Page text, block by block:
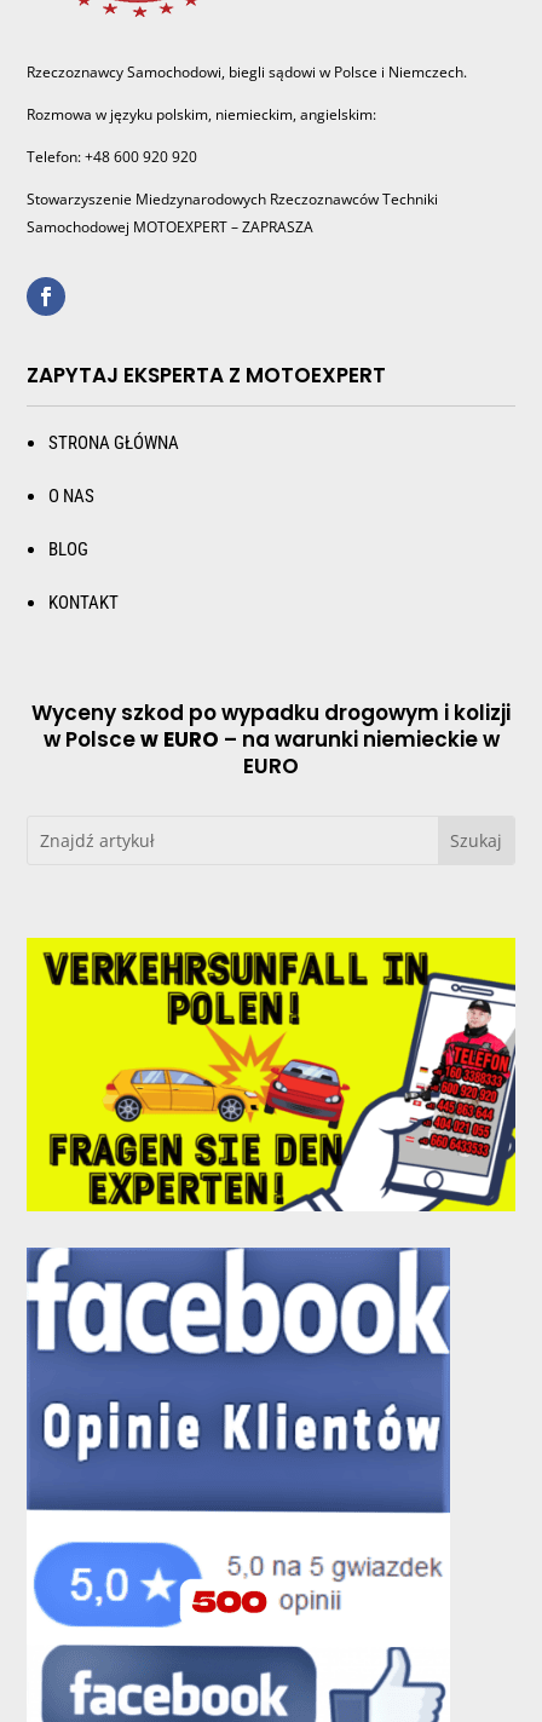
Rzeczoznawcy Samochodowi, biegli sądowi w Polsce i Niemczech.
Rozmowa w języku polskim, niemieckim, angielskim:
Telefon: +48 600 920 920
Stowarzyszenie Miedzynarodowych Rzeczoznawców Techniki
Samochodowej MOTOEXPERT – ZAPRASZA
ZAPYTAJ EKSPERTA Z MOTOEXPERT
STRONA GŁÓWNA
O NAS
BLOG
KONTAKT
Wyceny szkod po wypadku drogowym i kolizji
w Polscew EURO – na warunki niemieckie w
EURO